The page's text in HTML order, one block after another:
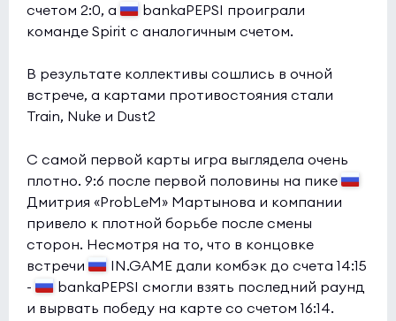
счетом 2:0, а
bankaPEPSI проиграли
команде Spirit с аналогичным счетом.
В результате коллективы сошлись в очной
встрече, а картами противостояния стали
Train, Nuke и Dust2
C самой первой карты игра выглядела очень
плотно. 9:6 после первой половины на пике
Дмитрия «ProbLeM» Мартынова и компании
привело к плотной борьбе после смены
сторон. Несмотря на то, что в концовке
встречи
IN.GAME дали комбэк до счета 14:15
-
bankaPEPSI смогли взять последний раунд
и вырвать победу на карте со счетом 16:14.